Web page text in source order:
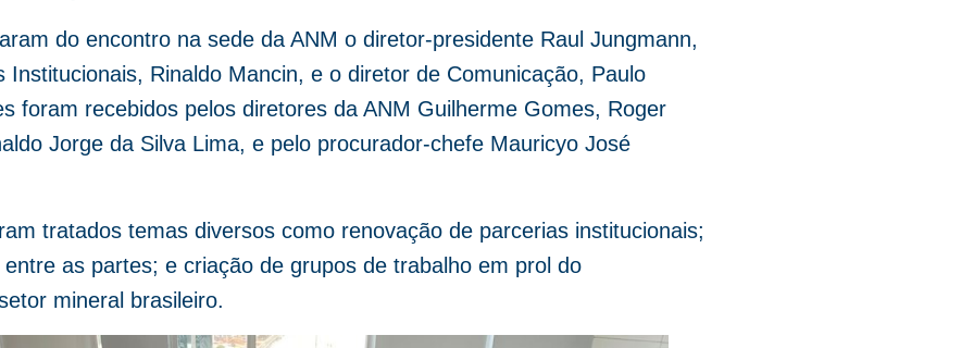
do encontro na sede da ANM o diretor-presidente Raul Jungmann,
Institucionais, Rinaldo Mancin, e o diretor de Comunicação, Paulo
foram recebidos pelos diretores da ANM Guilherme Gomes, Roger
Jorge da Silva Lima, e pelo procurador-chefe Mauricyo José
tratados temas diversos como renovação de parcerias institucionais;
as partes; e criação de grupos de trabalho em prol do
mineral brasileiro.